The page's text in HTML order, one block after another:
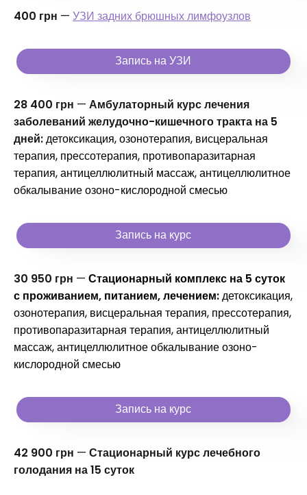
400 грн — УЗИ задних брюшных лимфоузлов
Запись на УЗИ
28 400 грн — Амбулаторный курс лечения
заболеваний желудочно-кишечного тракта на 5
дней:детоксикация, озонотерапия, висцеральная
терапия, прессотерапия, противопаразитарная
терапия, антицеллюлитный массаж, антицеллюлитное
обкалывание озоно-кислородной смесью
Запись на курс
30 950 грн — Стационарный комплекс на 5 суток
с проживанием, питанием, лечением:детоксикация,
озонотерапия, висцеральная терапия, прессотерапия,
противопаразитарная терапия, антицеллюлитный
массаж, антицеллюлитное обкалывание озоно-
кислородной смесью
Запись на курс
42 900 грн — Стационарный курс лечебного
голодания на 15 суток